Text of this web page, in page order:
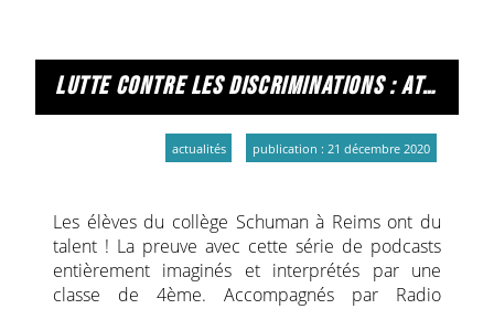
(21h-23h)
Captain Iglouglou⚓🍸 débarquera avec un
assortiment dansant (23h-01h)
🖤🧽 essuiera les pots verres
cassés (01-03h)
rythmes groovy, sono mondiale, sonorités
guitaresques ou plus synthétiques pour oublier
2020 et souhaiter la bienvenue à 2021 !
lutte contre les discriminations : atelier au collège schuman
actualités publication : 21 décembre 2020
Les élèves du collège Schuman à Reims ont du
talent ! La preuve avec cette série de podcasts
entièrement imaginés et interprétés par une
classe de 4ème. Accompagnés par Radio